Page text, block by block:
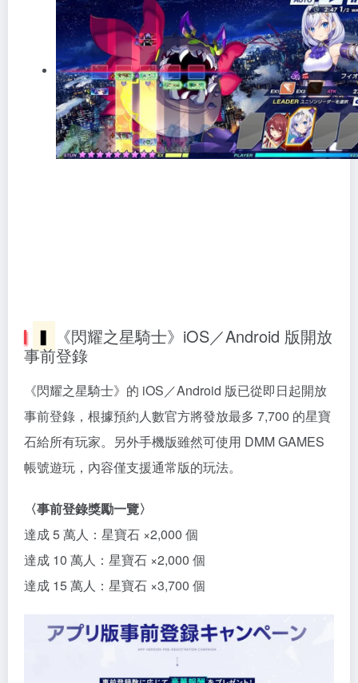
▍
《閃耀之星騎士》iOS／Android 版開放
事前登錄
《閃耀之星騎士》的 iOS／Android 版已從即日起開放
事前登錄，根據預約人數官方將發放最多 7,700 的星寶
石給所有玩家。另外手機版雖然可使用 DMM GAMES
帳號遊玩，內容僅支援通常版的玩法。
〈事前登錄獎勵一覽〉
達成 5 萬人：星寶石 ×2,000 個
達成 10 萬人：星寶石 ×2,000 個
達成 15 萬人：星寶石 ×3,700 個